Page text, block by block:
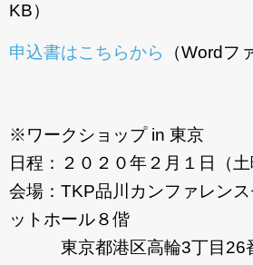
会員ページ
KB）
申込書はこちらから （Wordフ
※ワークショップ in 東京
日程：２０２０年２月１日（土
会場：TKP品川カンファレン
ットホール８偕
東京都港区高輪3丁目26